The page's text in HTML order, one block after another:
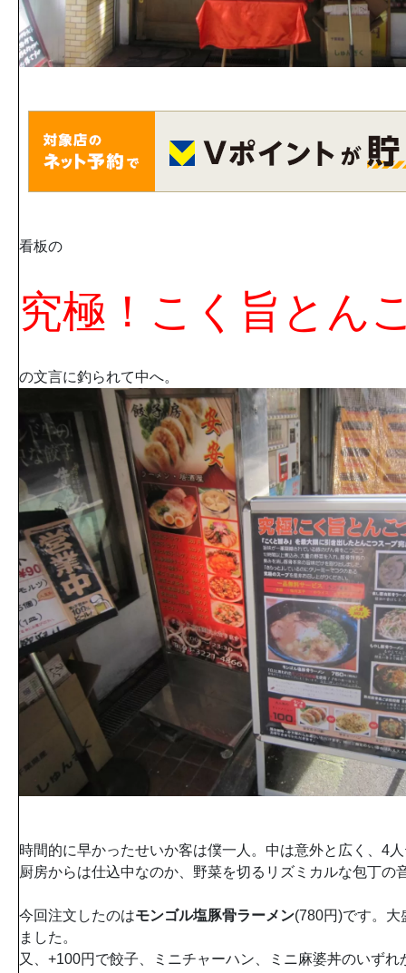
看板の
究極！こく旨とん
の文言に釣られて中へ。
時間的に早かったせいか客は僕一人。中は意外と広く、4
厨房からは仕込中なのか、野菜を切るリズミカルな包丁の
今回注文したのはモンゴル塩豚骨ラーメン(780円)です。大
ました。
又、+100円で餃子、ミニチャーハン、ミニ麻婆丼のいず